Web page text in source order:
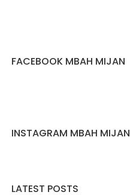
FACEBOOK MBAH MIJAN
INSTAGRAM MBAH MIJAN
LATEST POSTS